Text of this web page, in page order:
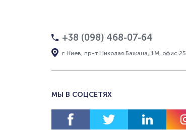
+38 (098) 468-07-64
г. Киев, пр-т Николая Бажана, 1М, офис 25
МЫ В СОЦСЕТЯХ